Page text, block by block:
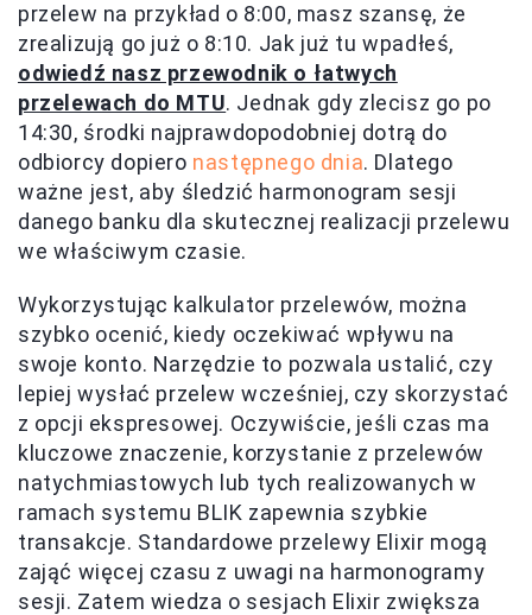
przelew na przykład o 8:00, masz szansę, że
zrealizują go już o 8:10. Jak już tu wpadłeś,
odwiedź nasz przewodnik o łatwych
przelewach do MTU. Jednak gdy zlecisz go po
14:30, środki najprawdopodobniej dotrą do
odbiorcy dopiero następnego dnia. Dlatego
ważne jest, aby śledzić harmonogram sesji
danego banku dla skutecznej realizacji przelewu
we właściwym czasie.
Wykorzystując kalkulator przelewów, można
szybko ocenić, kiedy oczekiwać wpływu na
swoje konto. Narzędzie to pozwala ustalić, czy
lepiej wysłać przelew wcześniej, czy skorzystać
z opcji ekspresowej. Oczywiście, jeśli czas ma
kluczowe znaczenie, korzystanie z przelewów
natychmiastowych lub tych realizowanych w
ramach systemu BLIK zapewnia szybkie
transakcje. Standardowe przelewy Elixir mogą
zająć więcej czasu z uwagi na harmonogramy
sesji. Zatem wiedza o sesjach Elixir zwiększa